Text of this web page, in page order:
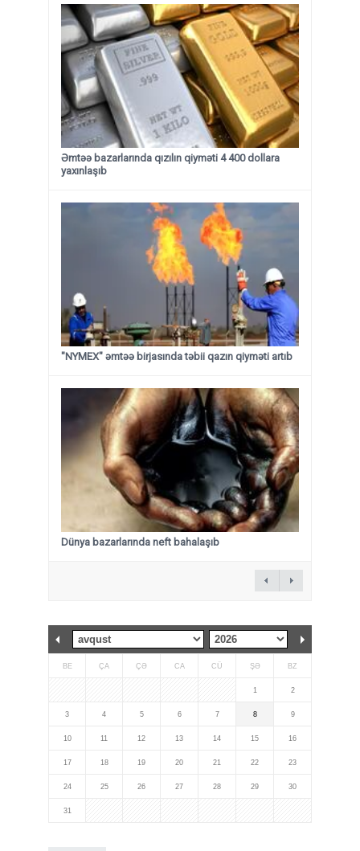
Əmtəə bazarlarında qızılın qiyməti 4 400 dollara
yaxınlaşıb
"NYMEX" əmtəə birjasında təbii qazın qiyməti artıb
Dünya bazarlarında neft bahalaşıb
BE ÇA ÇƏ CA CÜ ŞƏ BZ
1 2
3 4 5 6 7 8 9
10 11 12 13 14 15 16
17 18 19 20 21 22 23
24 25 26 27 28 29 30
31